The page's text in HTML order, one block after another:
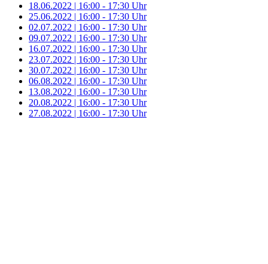
18.06.2022 | 16:00 - 17:30 Uhr
25.06.2022 | 16:00 - 17:30 Uhr
02.07.2022 | 16:00 - 17:30 Uhr
09.07.2022 | 16:00 - 17:30 Uhr
16.07.2022 | 16:00 - 17:30 Uhr
23.07.2022 | 16:00 - 17:30 Uhr
30.07.2022 | 16:00 - 17:30 Uhr
06.08.2022 | 16:00 - 17:30 Uhr
13.08.2022 | 16:00 - 17:30 Uhr
20.08.2022 | 16:00 - 17:30 Uhr
27.08.2022 | 16:00 - 17:30 Uhr